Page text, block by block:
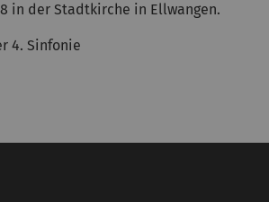
in der Stadtkirche in Ellwangen.
4. Sinfonie